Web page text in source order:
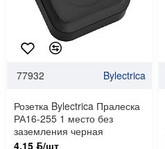
77932 Bylectrica
Розетка Bylectrica Пралеска
РА16-255 1 место без
заземления черная
4.15 ƃ/шт